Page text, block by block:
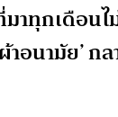
ทุกเดือนไม่
าอนามัย’